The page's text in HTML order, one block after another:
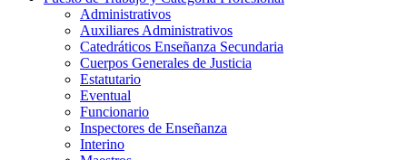
Administrativos
Auxiliares Administrativos
Catedráticos Enseñanza Secundaria
Cuerpos Generales de Justicia
Estatutario
Eventual
Funcionario
Inspectores de Enseñanza
Interino